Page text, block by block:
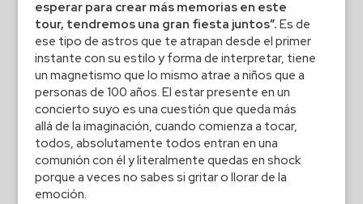
esperar para crear más memorias en este
tour, tendremos una gran fiesta juntos”. Es de
ese tipo de astros que te atrapan desde el primer
instante con su estilo y forma de interpretar, tiene
un magnetismo que lo mismo atrae a niños que a
personas de 100 años. El estar presente en un
concierto suyo es una cuestión que queda más
allá de la imaginación, cuando comienza a tocar,
todos, absolutamente todos entran en una
comunión con él y literalmente quedas en shock
porque a veces no sabes si gritar o llorar de la
emoción.